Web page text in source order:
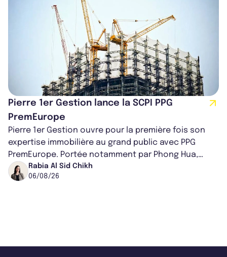
Pierre 1er Gestion lance la SCPI PPG
PremEurope
Pierre 1er Gestion ouvre pour la première fois son
expertise immobilière au grand public avec PPG
PremEurope. Portée notamment par Phong Hua,
ancien directeur des investissements d...
Rabia Al Sid Chikh
06/08/26